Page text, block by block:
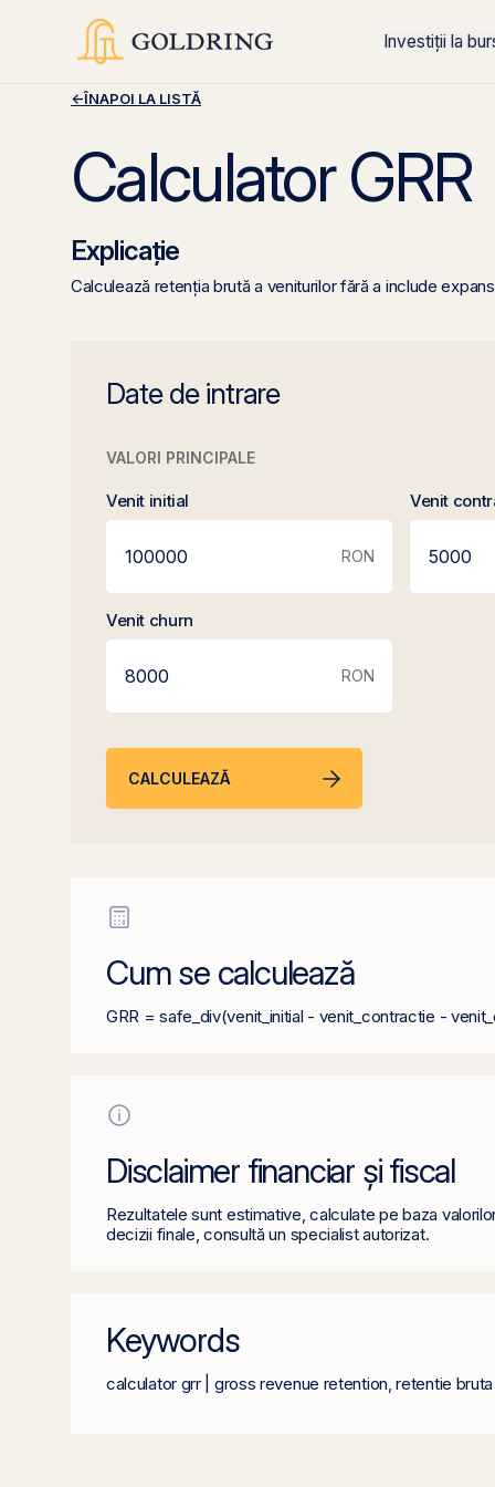
Investiții la
←ÎNAPOI LA LISTĂ
Calculator GRR
Explicație
Calculează retenția brută a veniturilor fără a include
Date de intrare
VALORI PRINCIPALE
Venit initial
RON
Venit
Venit churn
RON
CALCULEAZĂ
Cum se calculează
GRR = safe_div(venit_initial - venit_contractie -
Disclaimer financiar și fiscal
Rezultatele sunt estimative, calculate pe baza
decizii finale, consultă un specialist autorizat.
Keywords
calculator grr | gross revenue retention, retentie